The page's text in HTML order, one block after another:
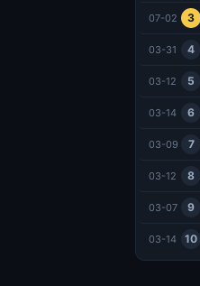
07-02 3
03-31 4
03-12 5
03-14 6
03-09 7
03-12 8
03-07 9
03-14 10